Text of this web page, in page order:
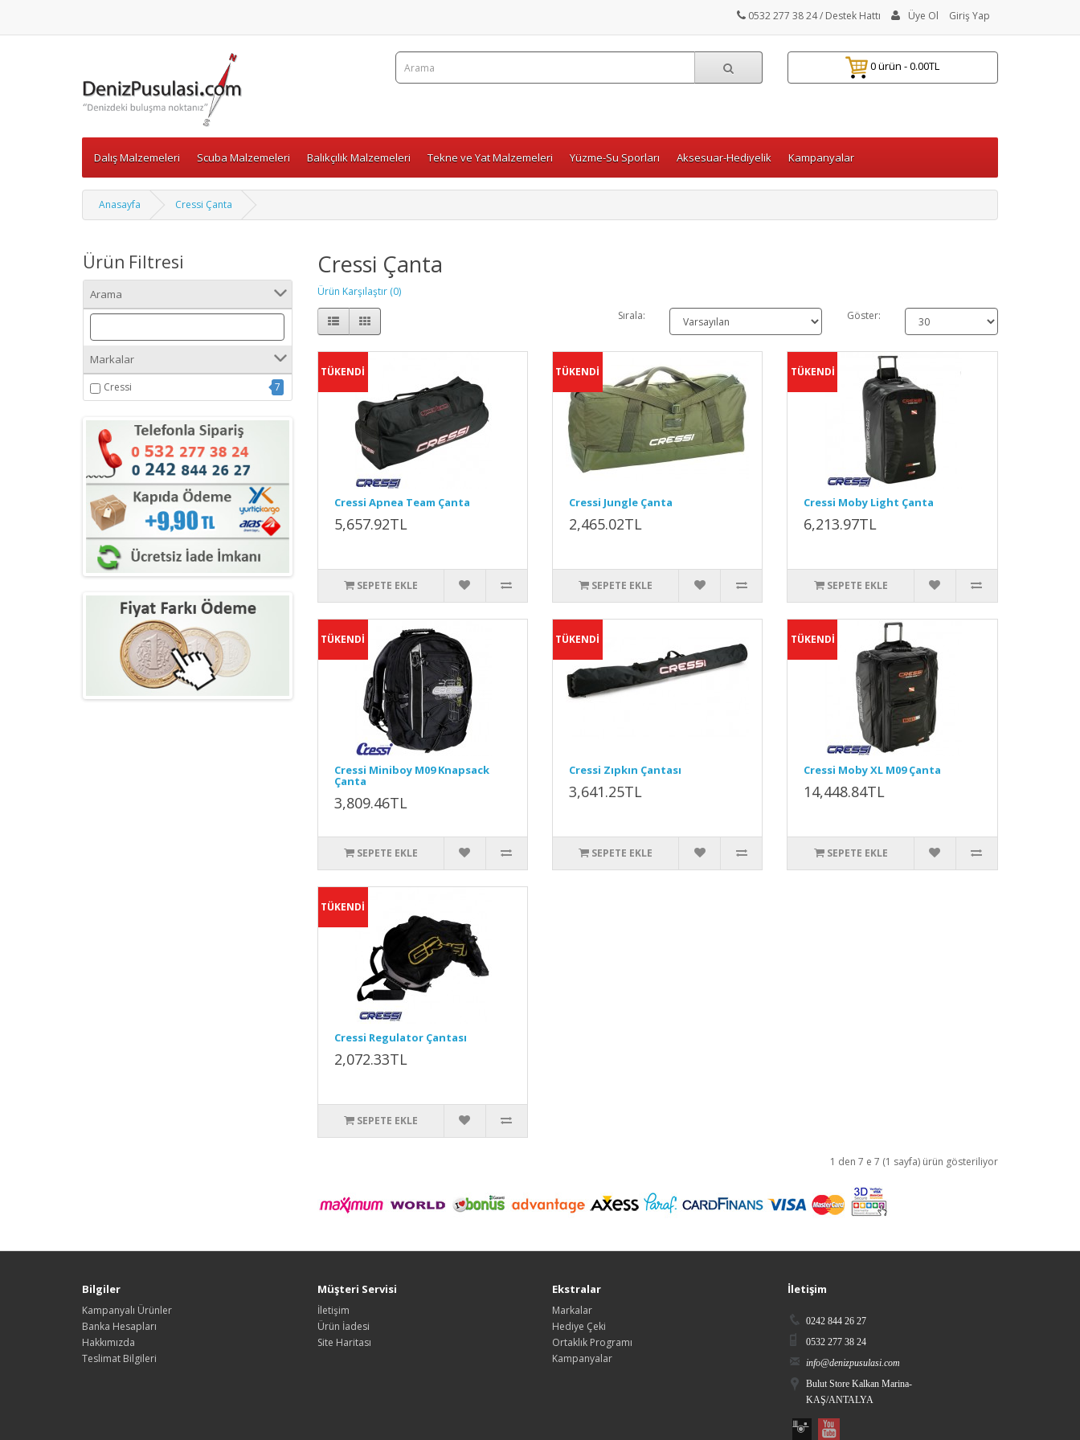
0532 277 38 24/ Destek Hattı Üye Ol Giriş Yap
0 ürün - 0.00TL
Dalış Malzemeleri Scuba Malzemeleri Balıkçılık Malzemeleri Tekne ve Yat Malzemeleri Yüzme-Su Sporları Aksesuar-Hediyelik Kampanyalar
Anasayfa Cressi Çanta
Ürün Filtresi
Arama
Markalar
Cressi 7
Cressi Çanta
Ürün Karşılaştır (0)
Sırala:
Göster:
TÜKENDİ
Cressi Apnea Team Çanta
5,657.92TL
SEPETE EKLE
TÜKENDİ
Cressi Jungle Çanta
2,465.02TL
SEPETE EKLE
TÜKENDİ
Cressi Moby Light Çanta
6,213.97TL
SEPETE EKLE
TÜKENDİ
Cressi Miniboy M09 Knapsack
Çanta
3,809.46TL
SEPETE EKLE
TÜKENDİ
Cressi Zıpkın Çantası
3,641.25TL
SEPETE EKLE
TÜKENDİ
Cressi Moby XL M09 Çanta
14,448.84TL
SEPETE EKLE
TÜKENDİ
Cressi Regulator Çantası
2,072.33TL
SEPETE EKLE
1 den 7 e 7 (1 sayfa) ürün gösteriliyor
Bilgiler
Kampanyalı Ürünler
Banka Hesapları
Hakkımızda
Teslimat Bilgileri
Müşteri Servisi
İletişim
Ürün İadesi
Site Haritası
Ekstralar
Markalar
Hediye Çeki
Ortaklık Programı
Kampanyalar
İletişim
0242 844 26 27
0532 277 38 24
info@denizpusulasi.com
Bulut Store Kalkan Marina-
KAŞ/ANTALYA